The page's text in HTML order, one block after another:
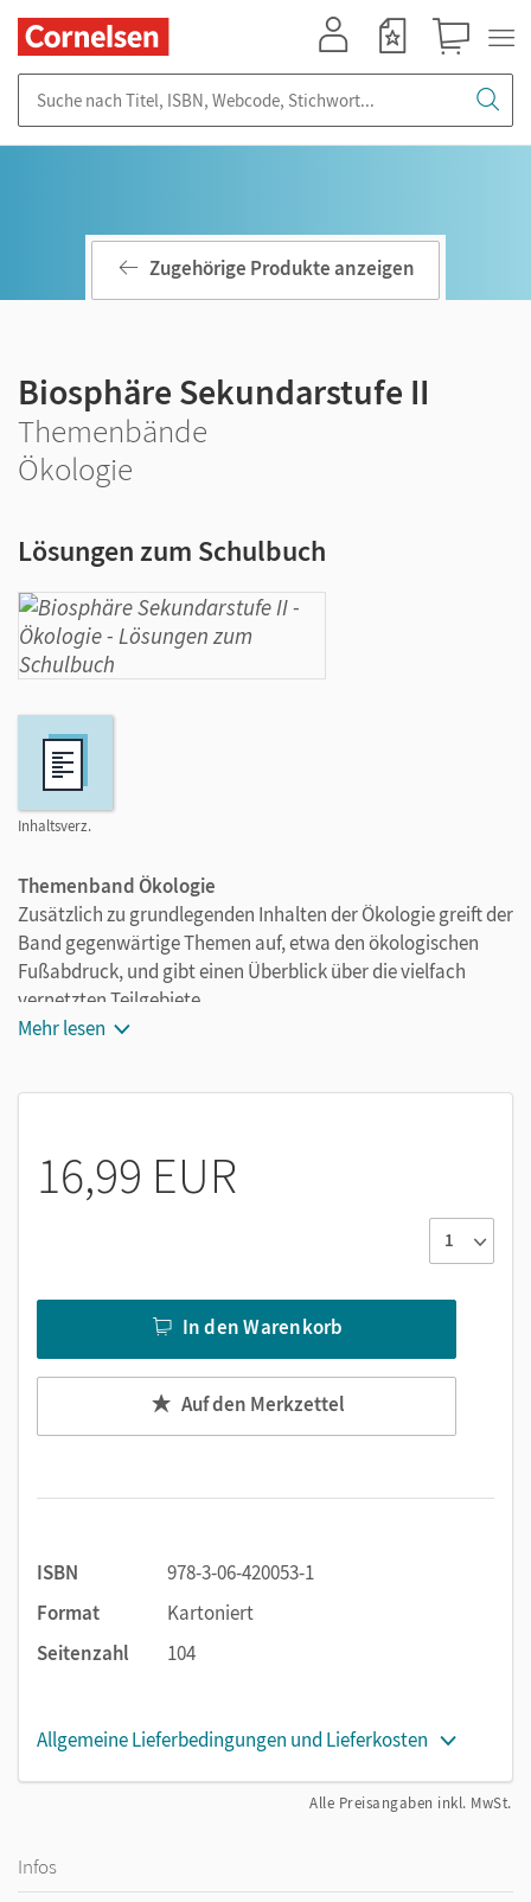
Inhaltsverz.
Zugehörige Produkte anzeigen
Biosphäre Sekundarstufe II
Themenbände
Ökologie
Lösungen zum Schulbuch
Themenband Ökologie
Zusätzlich zu grundlegenden Inhalten der Ökologie greift der
Band gegenwärtige Themen auf, etwa den ökologischen
Fußabdruck, und gibt einen Überblick über die vielfach
vernetzten Teilgebiete.
Themen:
Mehr lesen
16,99 EUR
In den Warenkorb
Auf den Merkzettel
ISBN
978-3-06-420053-1
Format
Kartoniert
Seitenzahl
104
Allgemeine Lieferbedingungen und Lieferkosten
Alle Preisangaben inkl. MwSt.
Infos